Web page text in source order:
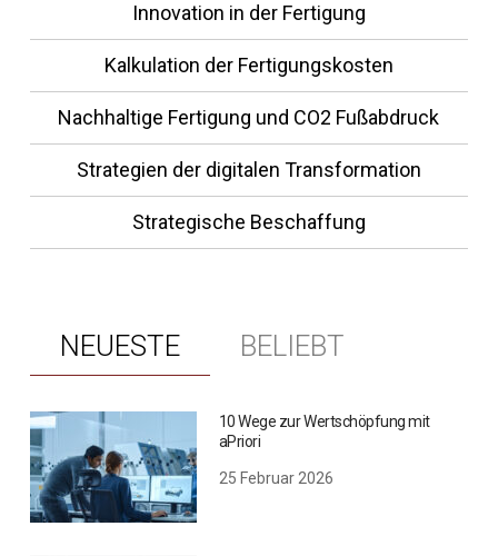
Innovation in der Fertigung
Kalkulation der Fertigungskosten
Nachhaltige Fertigung und CO2 Fußabdruck
Strategien der digitalen Transformation
Strategische Beschaffung
NEUESTE BELIEBT
10 Wege zur Wertschöpfung mit
aPriori
25 Februar 2026